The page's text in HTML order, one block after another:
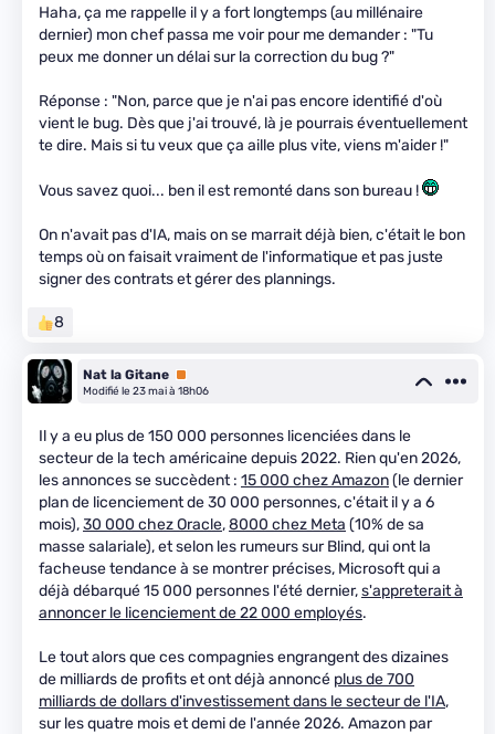
Haha, ça me rappelle il y a fort longtemps (au millénaire
dernier) mon chef passa me voir pour me demander : "Tu
peux me donner un délai sur la correction du bug ?"
Réponse : "Non, parce que je n'ai pas encore identifié d'où
vient le bug. Dès que j'ai trouvé, là je pourrais éventuellement
te dire. Mais si tu veux que ça aille plus vite, viens m'aider !"
Vous savez quoi... ben il est remonté dans son bureau !
On n'avait pas d'IA, mais on se marrait déjà bien, c'était le bon
temps où on faisait vraiment de l'informatique et pas juste
signer des contrats et gérer des plannings.
8
Nat la Gitane Premium
Modifié le 23 mai à 18h06
Il y a eu plus de 150 000 personnes licenciées dans le
secteur de la tech américaine depuis 2022. Rien qu'en 2026,
les annonces se succèdent : 15 000 chez Amazon(le dernier
plan de licenciement de 30 000 personnes, c'était il y a 6
mois),30 000 chez Oracle,8000 chez Meta (10% de sa
masse salariale), et selon les rumeurs sur Blind, qui ont la
facheuse tendance à se montrer précises, Microsoft qui a
déjà débarqué 15 000 personnes l'été dernier,s'appreterait à
annoncer le licenciement de 22 000 employés.
Le tout alors que ces compagnies engrangent des dizaines
de milliards de profits et ont déjà annoncé plus de 700
milliards de dollars d'investissement dans le secteur de l'IA,
sur les quatre mois et demi de l'année 2026. Amazon par